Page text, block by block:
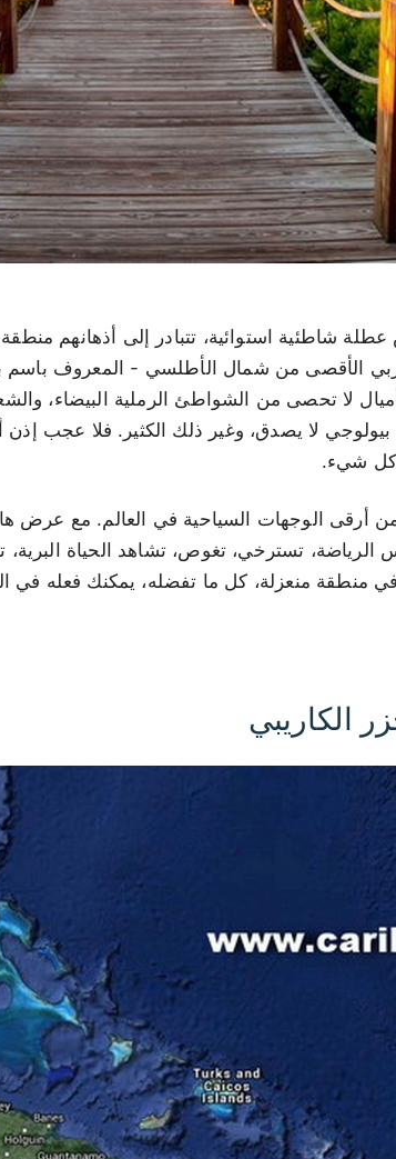
شاطئية استوائية، تتبادر إلى أذهانهم
الأقصى من شمال الأطلسي - المعروف باسم
لا تحصى من الشواطئ الرملية البيضاء،
بيولوجي لا يصدق، وغير ذلك الكثير. فلا عجب إذن
كل شيء.
أرقى الوجهات السياحية في العالم. مع عرض
الرياضة، تسترخي، تغوص، تشاهد الحياة
منطقة منعزلة، كل ما تفضله، يمكنك فعله في
الكاريبي